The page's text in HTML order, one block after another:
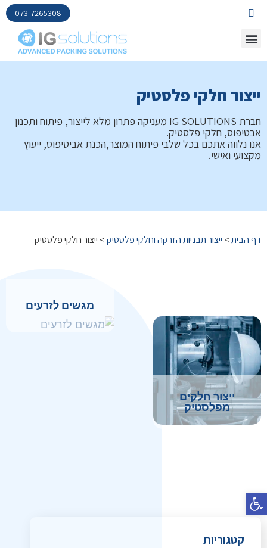
073-7265308
ייצור חלקי פלסטיק
חברת IG SOLUTIONS מעניקה פתרון מלא לייצור, פיתוח ותכנון
אבטיפוס, חלקי פלסטיק.
אנו נלווה אתכם בכל שלבי פיתוח המוצר,הכנת אביטיפוס, ייעוץ
מקצועי ואישי.
דף הבית> ייצור תבניות הזרקה וחלקי פלסטיק> ייצור חלקי פלסטיק
קטגוריות
ייצור חלקים
מפלסטיק
מגשים לזרעים
פתח סרגל נגישות